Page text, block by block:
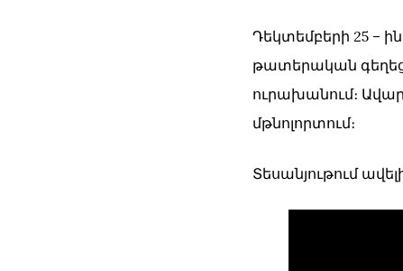
Դեկտեմբերի 25 –
թատերական
ուրախանում։
մթնոլորտում։
Տեսանյութում